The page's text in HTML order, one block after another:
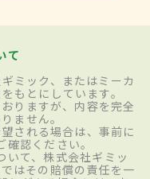
て
ミック、またはミーカ
もとにしています。
りますが、内容を完全
ません。
される場合は、事前に
認ください。
いて、株式会社ギミッ
はその賠償の責任を一